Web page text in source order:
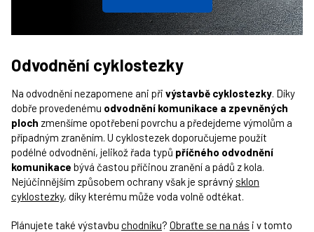
Odvodnění cyklostezky
Na odvodnění nezapomene ani při výstavbě cyklostezky. Díky
dobře provedenému odvodnění komunikace a zpevněných
ploch zmenšíme opotřebení povrchu a předejdeme výmolům a
případným zraněním. U cyklostezek doporučujeme použít
podélné odvodnění, jelikož řada typů příčného odvodnění
komunikace bývá častou příčinou zranění a pádů z kola.
Nejúčinnějším způsobem ochrany však je správný sklon
cyklostezky, díky kterému může voda volně odtékat.
Plánujete také výstavbu chodníku? Obraťte se na nás i v tomto